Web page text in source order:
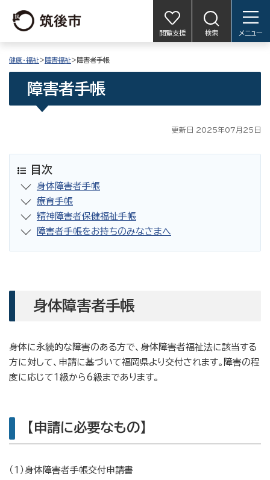
閲覧支援 検索 メニュー
健康・福祉>障害福祉>障害者手帳
障害者手帳
更新日 2025年07月25日
目次
身体障害者手帳
療育手帳
精神障害者保健福祉手帳
障害者手帳をお持ちのみなさまへ
身体障害者手帳
身体に永続的な障害のある方で、身体障害者福祉法に該当する
方に対して、申請に基づいて福岡県より交付されます。障害の程
度に応じて1級から6級まであります。
【申請に必要なもの】
（1）身体障害者手帳交付申請書